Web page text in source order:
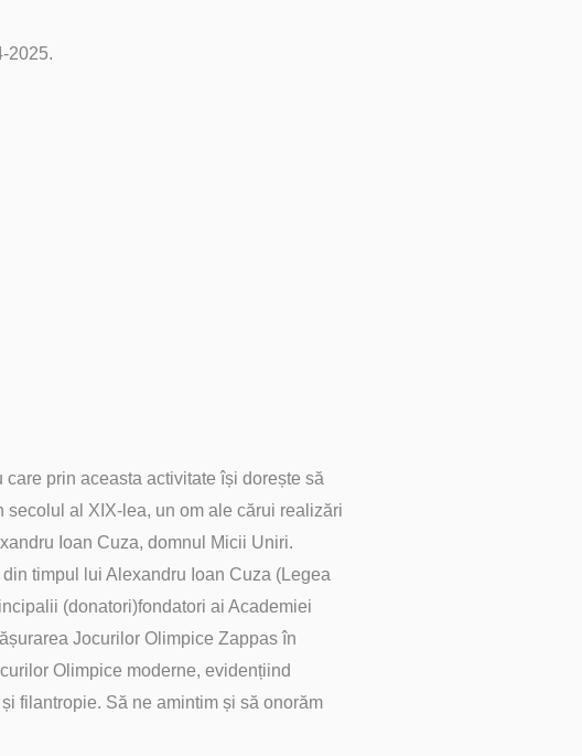
2025.
prin aceasta activitate își dorește să
al XIX-lea, un om ale cărui realizări
Ioan Cuza, domnul Micii Uniri.
timpul lui Alexandru Ioan Cuza (Legea
(donatori)fondatori ai Academiei
Jocurilor Olimpice Zappas în
Olimpice moderne, evidențiind
filantropie. Să ne amintim și să onorăm